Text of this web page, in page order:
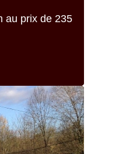
au prix de 235